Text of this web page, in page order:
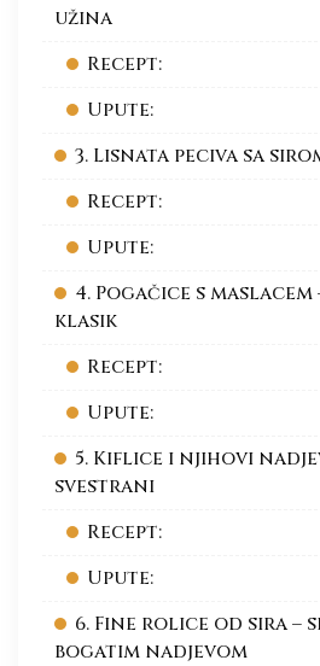
užina
Recept:
Upute:
3. Lisnata peciva sa
Recept:
Upute:
4. Pogačice s
klasik
Recept:
Upute:
5. Kiflice i njihovi
svestrani
Recept:
Upute:
6. Fine rolice od sira –
bogatim nadjevom